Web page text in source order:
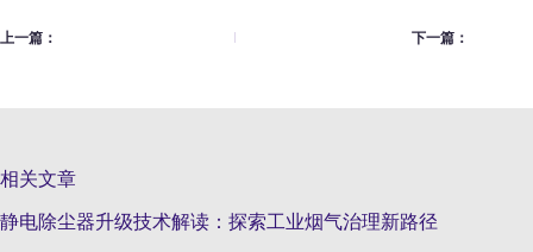
上一篇： 下一篇：
相关文章
静电除尘器升级技术解读：探索工业烟气治理新路径